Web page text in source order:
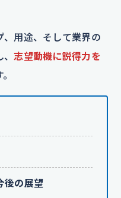
、用途、そして業界の
、志望動機に説得力を
後の展望